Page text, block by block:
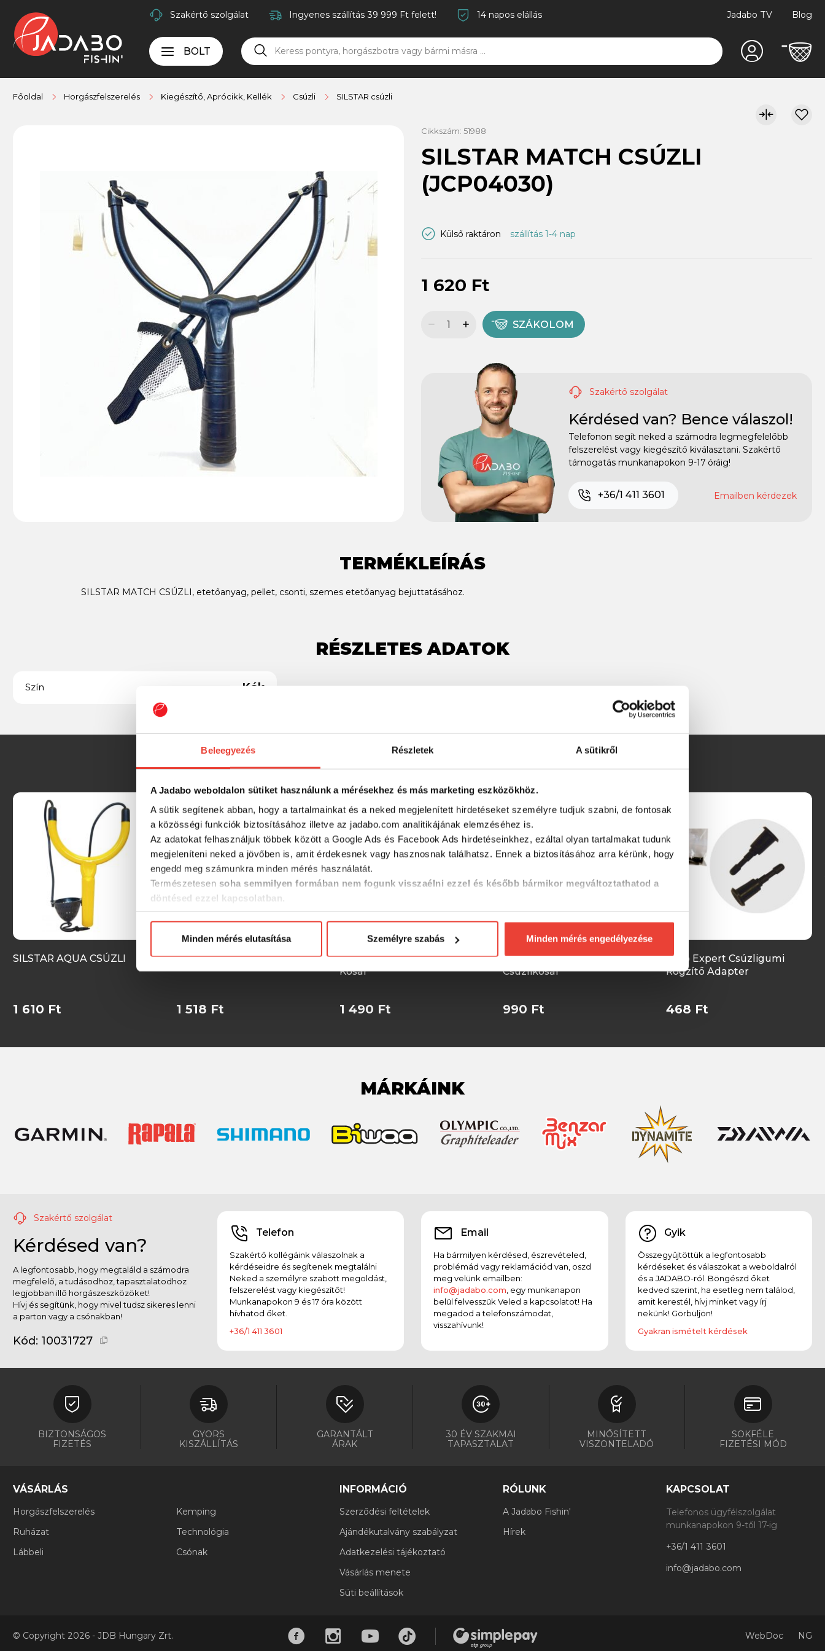
Beleegyezés Részletek A sütikről
A Jadabo weboldalon sütiket használunk a mérésekhez és más marketing eszközökhöz.
A sütik segítenek abban, hogy a tartalmainkat és a neked megjelenített hirdetéseket személyre tudjuk szabni, de fontosak
a közösségi funkciók biztosításához illetve az jadabo.com analitikájának elemzéséhez is.
Az adatokat felhasználjuk többek között a Google Ads és Facebook Ads hirdetéseinkhez, ezáltal olyan tartalmakat tudunk
megjeleníteni neked a jövőben is, amit érdekesnek vagy hasznosnak találhatsz. Ennek a biztosításához arra kérünk, hogy
engedd meg számunkra minden mérés használatát.
Természetesen soha semmilyen formában nem fogunk visszaélni ezzel és később bármikor megváltoztathatod a
döntésed ezzel kapcsolatban.
Előre is köszönjük!
Minden mérés elutasítása Személyre szabás Minden mérés engedélyezése
Szakértő szolgálat Ingyenes szállítás 39 999 Ft felett! 14 napos elállás Jadabo TV Blog
BOLT
Főoldal Horgászfelszerelés Kiegészítő, Aprócikk, Kellék Csúzli SILSTAR csúzli
Cikkszám: 51988
SILSTAR MATCH CSÚZLI
(JCP04030)
Külső raktáron szállítás 1-4 nap
1 620 Ft
SZÁKOLOM
Szakértő szolgálat
Kérdésed van? Bence válaszol!
Telefonon segít neked a számodra legmegfelelőbb
felszerelést vagy kiegészítő kiválasztani. Szakértő
támogatás munkanapokon 9-17 óráig!
+36/1 411 3601 Emailben kérdezek
TERMÉKLEÍRÁS
SILSTAR MATCH CSÚZLI, etetőanyag, pellet, csonti, szemes etetőanyag bejuttatásához.
RÉSZLETES ADATOK
Szín Kék
SZINTÉN KIVÁLÓAK
SILSTAR AQUA CSÚZLI
1 610 Ft
SILSTAR FISH CSÚZLI
1 518 Ft
Carp Expert Csúzligumi +
Kosár
1 490 Ft
Carp Expert Groundbait
Csúzlikosár
990 Ft
Carp Expert Csúzligumi
Rögzítő Adapter
468 Ft
MÁRKÁINK
Szakértő szolgálat
Kérdésed van?
A legfontosabb, hogy megtaláld a számodra
megfelelő, a tudásodhoz, tapasztalatodhoz
legjobban illő horgászeszközöket!
Hívj és segítünk, hogy mivel tudsz sikeres lenni
a parton vagy a csónakban!
Kód: 10031727
Telefon
Szakértő kollégáink válaszolnak a
kérdéseidre és segítenek megtalálni
Neked a személyre szabott megoldást,
felszerelést vagy kiegészítőt!
Munkanapokon 9 és 17 óra között
hívhatod őket.
+36/1 411 3601
Email
Ha bármilyen kérdésed, észrevételed,
problémád vagy reklamációd van, oszd
meg velünk emailben:
info@jadabo.com , egy munkanapon
belül felvesszük Veled a kapcsolatot! Ha
megadod a telefonszámodat,
visszahívunk!
Gyik
Összegyűjtöttük a legfontosabb
kérdéseket és válaszokat a weboldalról
és a JADABO-ról. Böngészd őket
kedved szerint, ha esetleg nem találod,
amit kerestél, hívj minket vagy írj
nekünk! Görbüljön!
Gyakran ismételt kérdések
BIZTONSÁGOS
FIZETÉS
GYORS
KISZÁLLÍTÁS
GARANTÁLT
ÁRAK
30 ÉV SZAKMAI
TAPASZTALAT
MINŐSÍTETT
VISZONTELADÓ
SOKFÉLE
FIZETÉSI MÓD
VÁSÁRLÁS
Horgászfelszerelés
Ruházat
Lábbeli
Kemping
Technológia
Csónak
INFORMÁCIÓ
Szerződési feltételek
Ajándékutalvány szabályzat
Adatkezelési tájékoztató
Vásárlás menete
Süti beállítások
RÓLUNK
A Jadabo Fishin'
Hírek
KAPCSOLAT
Telefonos ügyfélszolgálat
munkanapokon 9-től 17-ig
+36/1 411 3601
info@jadabo.com
© Copyright 2026 - JDB Hungary Zrt. WebDoc NG